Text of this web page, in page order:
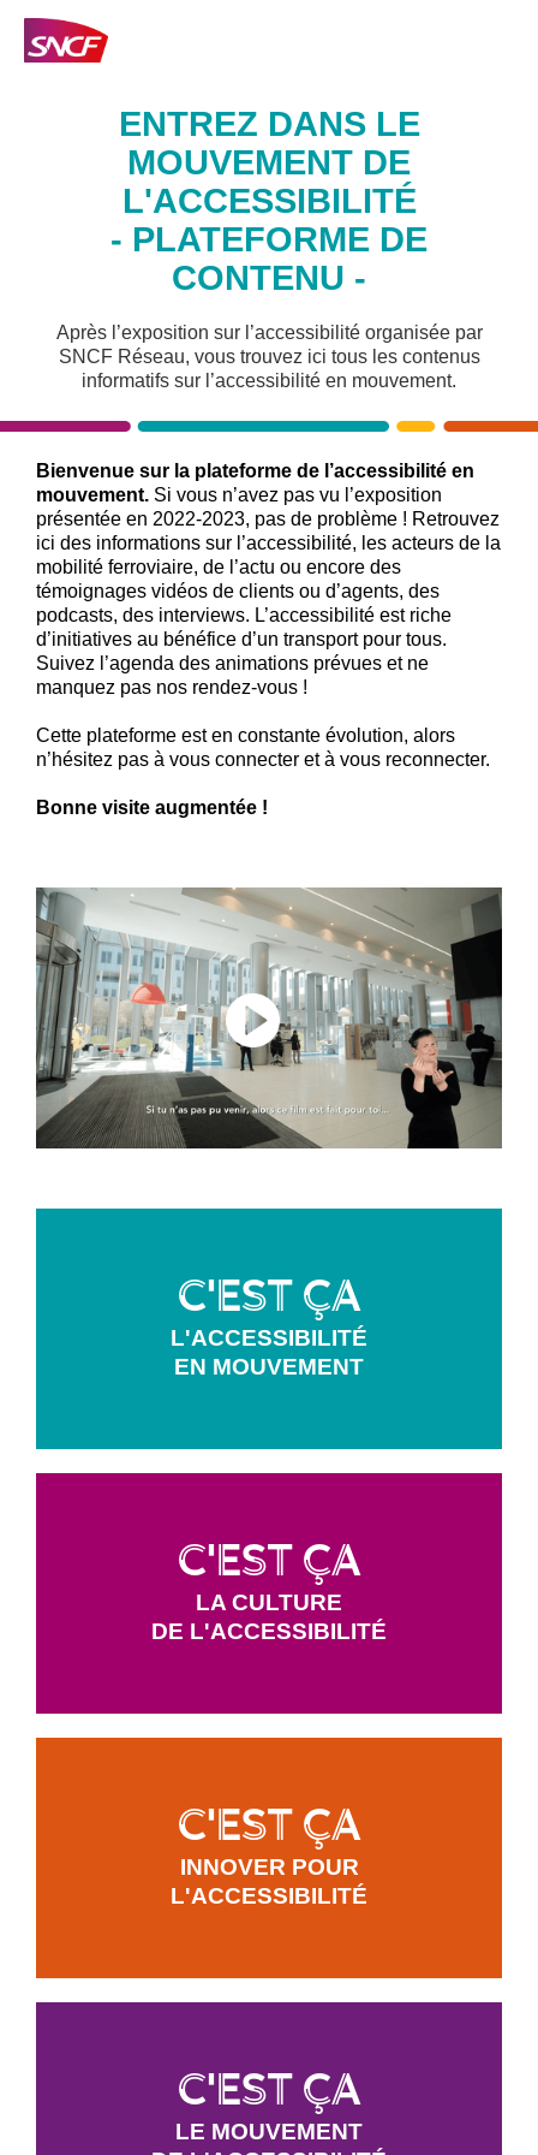
ENTREZ DANS LE
MOUVEMENT DE
L'ACCESSIBILITÉ
- PLATEFORME DE
CONTENU -
Après l’exposition sur l’accessibilité organisée par
SNCF Réseau, vous trouvez ici tous les contenus
informatifs sur l’accessibilité en mouvement.
Bienvenue sur la plateforme de l’accessibilité en
mouvement. Si vous n’avez pas vu l’exposition
présentée en 2022-2023, pas de problème ! Retrouvez
ici des informations sur l’accessibilité, les acteurs de la
mobilité ferroviaire, de l’actu ou encore des
témoignages vidéos de clients ou d’agents, des
podcasts, des interviews. L’accessibilité est riche
d’initiatives au bénéfice d’un transport pour tous.
Suivez l’agenda des animations prévues et ne
manquez pas nos rendez-vous !
Cette plateforme est en constante évolution, alors
n’hésitez pas à vous connecter et à vous reconnecter.
Bonne visite augmentée !
C'est ça
L'ACCESSIBILITÉ
EN MOUVEMENT
C'est ça
LA CULTURE
DE L'ACCESSIBILITÉ
C'est ça
INNOVER POUR
L'ACCESSIBILITÉ
C'est ça
LE MOUVEMENT